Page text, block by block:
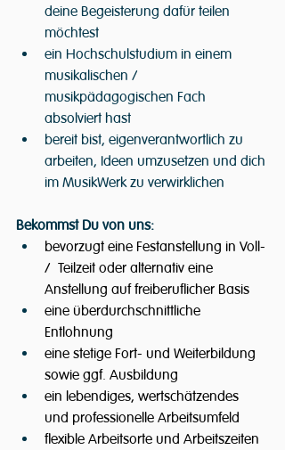
deine Begeisterung dafür teilen
möchtest
ein Hochschulstudium in einem
musikalischen /
musikpädagogischen Fach
absolviert hast
bereit bist, eigenverantwortlich zu
arbeiten, Ideen umzusetzen und dich
im MusikWerk zu verwirklichen
Bekommst Du von uns:
bevorzugt eine Festanstellung in Voll-
/  Teilzeit oder alternativ eine
Anstellung auf freiberuflicher Basis
eine überdurchschnittliche
Entlohnung
eine stetige Fort- und Weiterbildung
sowie ggf. Ausbildung
ein lebendiges, wertschätzendes
und professionelle Arbeitsumfeld
flexible Arbeitsorte und Arbeitszeiten